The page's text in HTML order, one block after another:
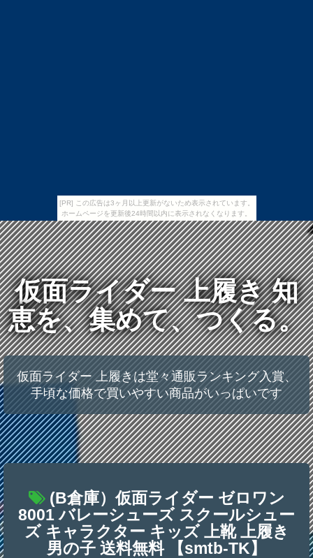
[PR] この広告は3ヶ月以上更新がないため表示されています。
ホームページを更新後24時間以内に表示されなくなります。
仮面ライダー 上履き 知
恵を、集めて、つくる。
仮面ライダー 上履きは堂々通販ランキング入賞、
手頃な価格で買いやすい商品がいっぱいです
(B倉庫）仮面ライダー ゼロワン
8001 バレーシューズ スクールシュー
ズ キャラクター キッズ 上靴 上履き
男の子 送料無料 【smtb-TK】